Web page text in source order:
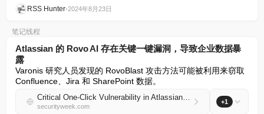
RSS Hunter•2024年8月23日
笔记线程
Atlassian 的 Rovo AI 存在关键一键漏洞，导致企业数据暴
露
Varonis 研究人员发现的 RovoBlast 攻击方法可能被利用来窃取
Confluence、Jira 和 SharePoint 数据。
Critical One-Click Vulnerability in Atlassian’s Rovo AI Exposed Enterprise Data
securityweek.com
+1